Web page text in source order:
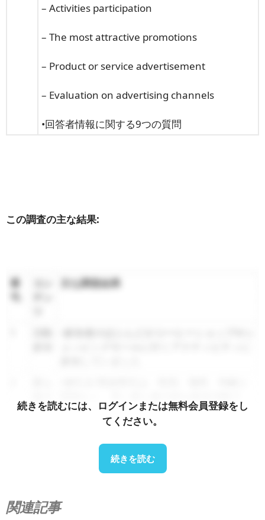
– Activities participation
– The most attractive promotions
– Product or service advertisement
– Evaluation on advertising channels
•回答者情報に関する9つの質問
この調査の主な結果:
番
主な調査結果
的な す。
また 役立つメッセージを受け取りたい、または
続きを読むには、ログインまたは無料会員登録をし
てください。
続きを読む
関連記事